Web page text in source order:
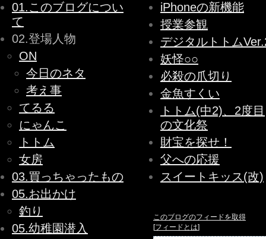
01.このブログについ
て
02.登場人物
ON
今日のネタ
考え事
てるる
にゃんこ
トトム
女房
03.買っちゃったもの
05.お出かけ
釣り
05.幼稚園潜入
iPhoneの新機能
授業参観
デジタルトトム
妖怪○○
必殺の爪切り
金魚すくい
トトム(中2)、2度目
の文化祭
財宝を探せ！
父への応援
スイートキッス(改)
このブログのフィードを取得
[フィードとは]